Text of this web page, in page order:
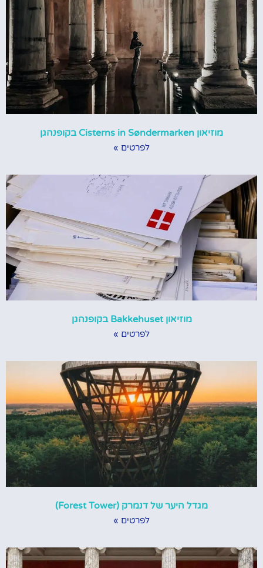
מוזיאון Cisterns in Søndermarken בקופנהגן
לפרטים »
מוזיאון Bakkehuset בקופנהגן
לפרטים »
מגדל היער של דנמרק (Forest Tower)
לפרטים »